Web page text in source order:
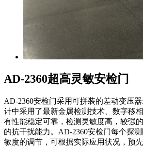
AD-2360超高灵敏安检门
AD-2360安检门采用可拼装的差动变压
计中采用了最新金属检测技术、数字移
有性能稳定可靠，检测灵敏度高，较强
的抗干扰能力。AD-2360安检门每个探
敏度的调节，可根据实际应用状况，预